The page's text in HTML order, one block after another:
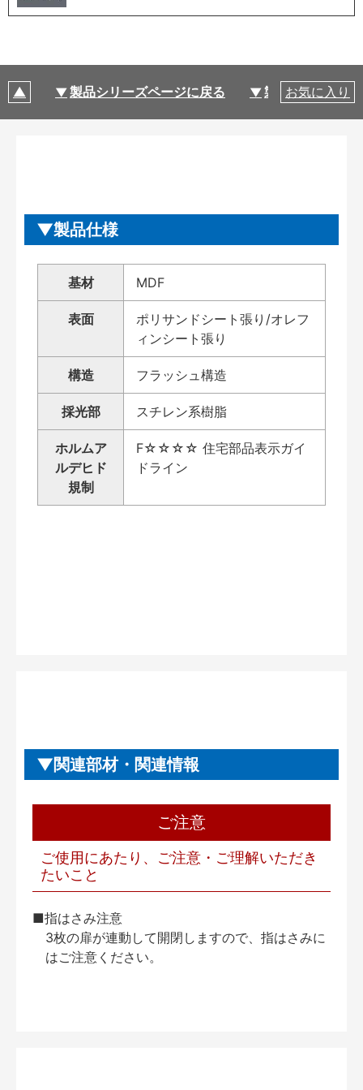
製品シリーズページに戻る 製品仕様
お気に入り
製品仕様
基材 MDF
表面
ポリサンドシート張り/オレフ
ィンシート張り
構造 フラッシュ構造
採光部 スチレン系樹脂
ホルムア
ルデヒド
規制
F☆☆☆☆ 住宅部品表示ガイ
ドライン
関連部材・関連情報
ご注意
ご使用にあたり、ご注意・ご理解いただき
たいこと
■指はさみ注意
3枚の扉が連動して開閉しますので、指はさみに
はご注意ください。